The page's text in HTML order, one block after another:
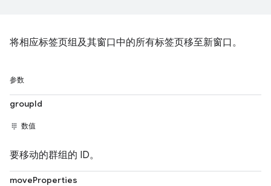
将相应标签页组及其窗口中的所有标签页移至新窗口。
参数
groupId
数值
要移动的群组的 ID。
moveProperties